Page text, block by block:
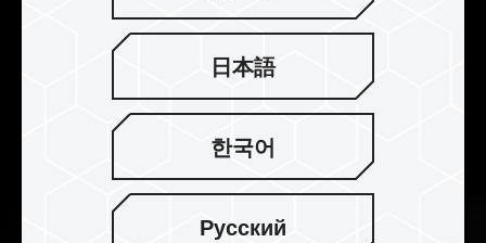
強化電源管理晶片散熱設計
DELTAα RGB DDR5 搭配使用專業導熱矽膠，強化
電源管理晶片散熱設計，有效穩定電源管理晶片運
日本語
한국어
Русский